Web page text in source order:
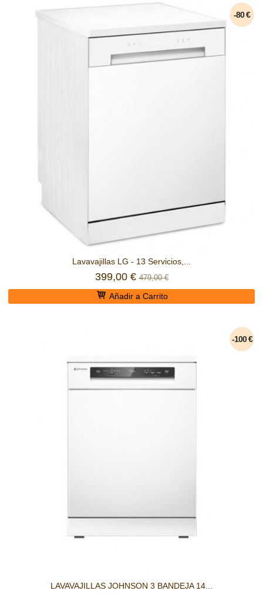
-80 €
Lavavajillas LG - 13 Servicios,...
399,00 €479,00 €
Añadir a Carrito
-100 €
LAVAVAJILLAS JOHNSON 3 BANDEJA 14...